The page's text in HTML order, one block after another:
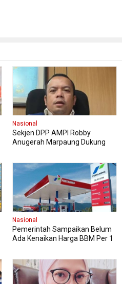
Nasional
Sekjen DPP AMPI Robby
Anugerah Marpaung Dukung
Nasional
Pemerintah Sampaikan Belum
Ada Kenaikan Harga BBM Per 1